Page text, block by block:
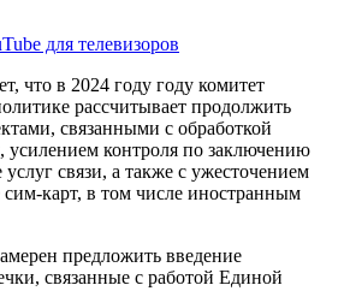
для телевизоров
что в 2024 году году комитет
рассчитывает продолжить
связанными с обработкой
усилением контроля по заключению
услуг связи, а также с ужесточением
карт, в том числе иностранным
предложить введение
связанные с работой Единой